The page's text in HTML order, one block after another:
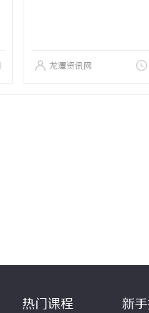
龙潭资讯网
热门课程 新